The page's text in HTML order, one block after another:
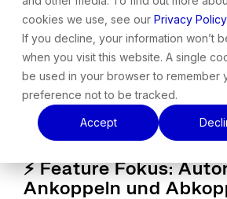
cookies we use, see our Privacy Policy.
If you decline, your information won’t
when you visit this website. A single
be used in your browser to remember
preference not to be tracked.
Accept
Skip
main
content.
⚡ Feature Fokus:
Ankoppeln und